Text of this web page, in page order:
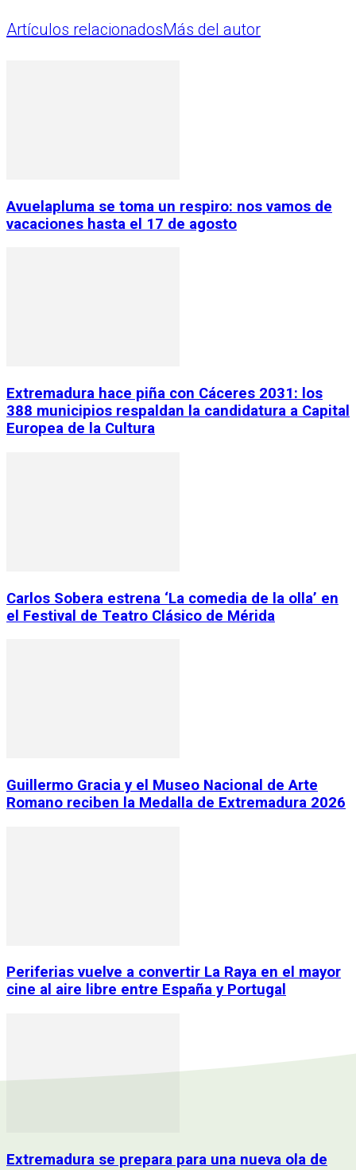
Artículos relacionadosMás del autor
Avuelapluma se toma un respiro: nos vamos de
vacaciones hasta el 17 de agosto
Extremadura hace piña con Cáceres 2031: los
388 municipios respaldan la candidatura a Capital
Europea de la Cultura
Carlos Sobera estrena ‘La comedia de la olla’ en
el Festival de Teatro Clásico de Mérida
Guillermo Gracia y el Museo Nacional de Arte
Romano reciben la Medalla de Extremadura 2026
Periferias vuelve a convertir La Raya en el mayor
cine al aire libre entre España y Portugal
Extremadura se prepara para una nueva ola de